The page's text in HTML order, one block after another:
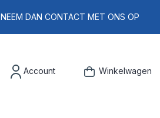
NEEM DAN CONTACT MET ONS OP
Account Winkelwagen